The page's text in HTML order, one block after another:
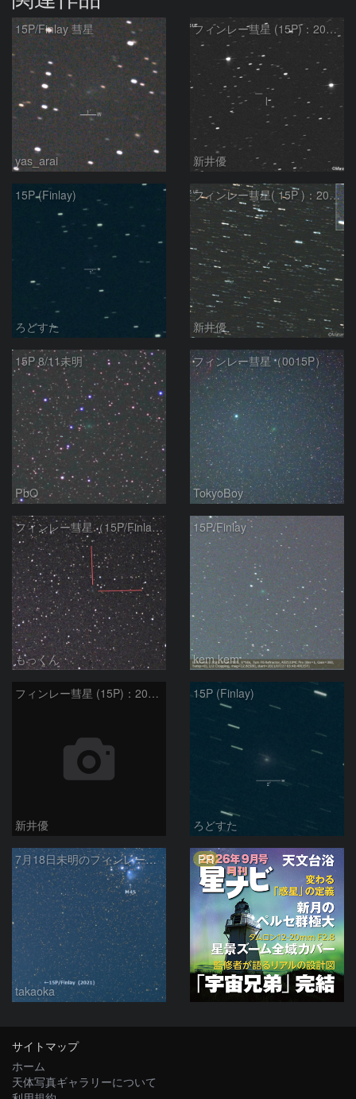
15P/Finlay 彗星
yas_arai
フィンレー彗星 (15P)：2021/10/18
新井優
15P (Finlay)
ろどすた
フィンレー彗星( 15P )：2021/08/19
新井優
15P 8/11未明
PbO
フィンレー彗星（0015P）
TokyoBoy
フィンレー彗星（15P/Finlay）
もっくん
15P/Finlay
kem.kem
フィンレー彗星 (15P)：2021/07/19
新井優
15P (Finlay)
ろどすた
7月18日未明のフィンレー彗星とプレアデス星団
takaoka
PR
サイトマップ
ホーム
天体写真ギャラリーについて